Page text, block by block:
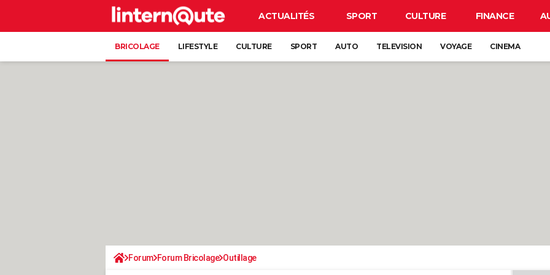
ACTUALITÉS SPORT CULTURE FINANCE
BRICOLAGE LIFESTYLE CULTURE SPORT AUTO TELEVISION VOYAGE CINEMA
Forum Forum Bricolage Outillage